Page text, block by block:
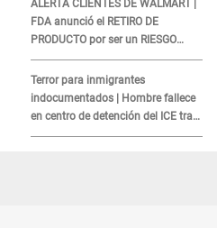
ALERTA CLIENTES DE WALMART |
FDA anunció el RETIRO DE
PRODUCTO por ser un RIESGO
MORTAL para consumidores: ¿Cuál
es?
Terror para inmigrantes
indocumentados | Hombre fallece
en centro de detención del ICE tras
sufrir una "emergencia médica"